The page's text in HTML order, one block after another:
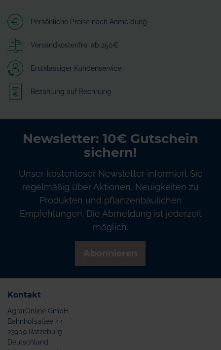
Persönliche Preise nach Anmeldung
Versandkostenfrei ab 250€
Erstklassiger Kundenservice
Bezahlung auf Rechnung
Newsletter: 10€ Gutschein
sichern!
Unser kostenloser Newsletter informiert Sie
regelmäßig über Aktionen, Neuigkeiten zu
Produkten und pflanzenbaulichen
Empfehlungen. Die Abmeldung ist jederzeit
möglich.
Kontakt
AgrarOnline GmbH
Bahnhofsallee 44
23909 Ratzeburg
Deutschland